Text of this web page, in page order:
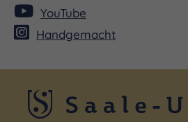
YouTube
Handgemacht